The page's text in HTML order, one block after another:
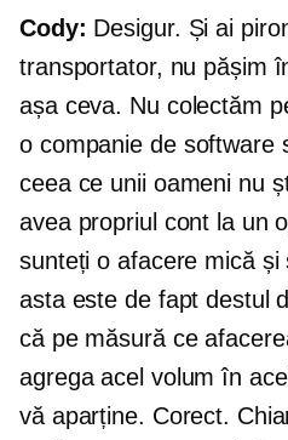
Cody: Desigur. Și ai
transportator, nu pășim
așa ceva. Nu colectăm
o companie de software
ceea ce unii oameni nu
avea propriul cont la un
sunteți o afacere mică
asta este de fapt destul
că pe măsură ce
agrega acel volum în
vă aparține. Corect.